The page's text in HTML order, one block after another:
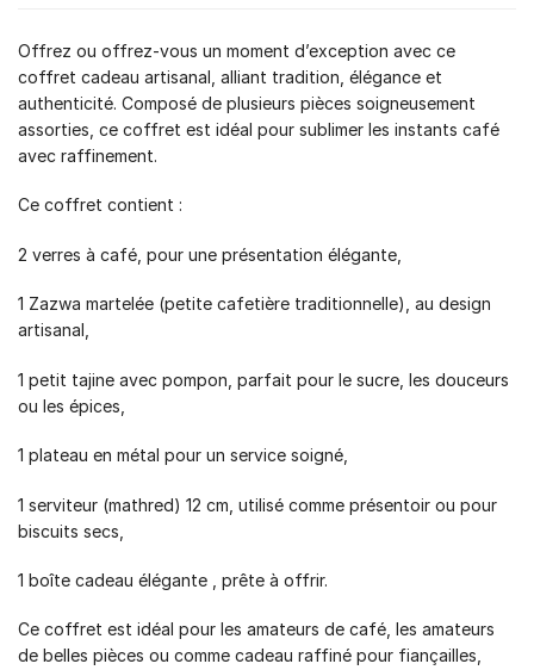
Offrez ou offrez-vous un moment d’exception avec ce
coffret cadeau artisanal, alliant tradition, élégance et
authenticité. Composé de plusieurs pièces soigneusement
assorties, ce coffret est idéal pour sublimer les instants café
avec raffinement.
Ce coffret contient :
2 verres à café, pour une présentation élégante,
1 Zazwa martelée (petite cafetière traditionnelle), au design
artisanal,
1 petit tajine avec pompon, parfait pour le sucre, les douceurs
ou les épices,
1 plateau en métal pour un service soigné,
1 serviteur (mathred) 12 cm, utilisé comme présentoir ou pour
biscuits secs,
1 boîte cadeau élégante , prête à offrir.
Ce coffret est idéal pour les amateurs de café, les amateurs
de belles pièces ou comme cadeau raffiné pour fiançailles,